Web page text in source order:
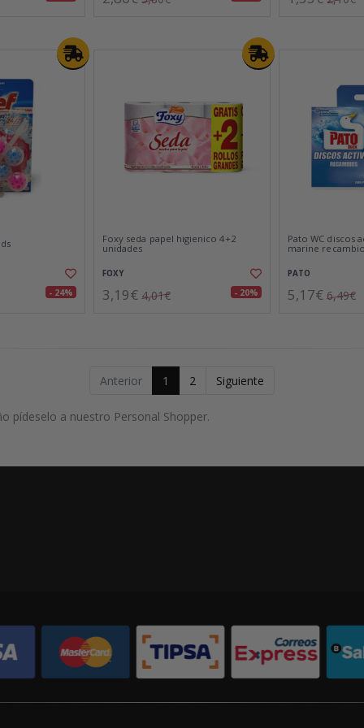
- 24%
Foxy seda papel higienico 4+2
unidades
FOXY
3,19€ 4,01€ - 20%
Pato WC discos
marine
PATO
5,17€ 6,49€
Anterior 1 2 Siguiente
pídeselo a nuestro Personal Shopper.